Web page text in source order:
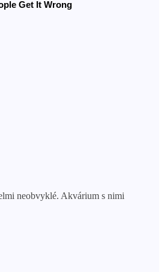
neobvyklé. Akvárium s nimi